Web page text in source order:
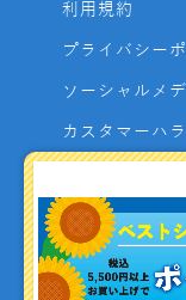
利用規約
プライバシー
ソーシャルメ
カスタマーハ
よくあるご質問
お問い合わせ
利用者資金の保